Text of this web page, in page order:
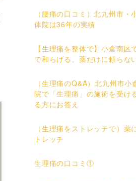
（腰痛の口コミ）北九州市・
体院は36年の実績
【生理痛を整体で】小倉南区
で和らげる、薬だけに頼らな
（生理痛のQ&A）北九州市小
院で「生理痛」の施術を受け
る方にお答え
（生理痛をストレッチで）薬
トレッチ
生理痛の口コミ①